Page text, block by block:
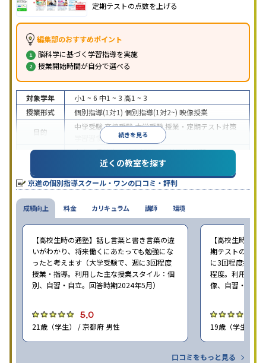
定期テストの点数を上げる
編集部のおすすめポイント
脳科学に基づく学習指導を実施
授業開始時間が自分で選べる
続きを見る
対象学年 小1 ~ 6 中1 ~ 3 高1 ~ 3
授業形式
個別指導(1対1) 個別指導(1対2~) 映像授業
目的
中学受験高校受験大学受験 授業・定期テスト対策
学習習慣の定着
中高一貫校生に対応授業の振替可能学習にPC・タ
ブレットを利用季節講習のみの受講可
※2024年6月調査。大学受験塾・予備校のアンケート調査方法を参照
近くの教室を探す
京進の個別指導スクール・ワンの口コミ・評判
成績向上
【高校生時の通塾】話し言葉と書き言葉の違
いがわかり、将来働くにあたっても勉強にな
ったと考えます（大学受験で、週に3回程度
授業・指導。利用した主な授業スタイル：個
別、自習・自立。回答時期2024年5月）
5.0
21歳（学生） / 京都府 男性
【高校生時の通
期テストの点数
に3回程度授業
程度。利用した
像、自習・自立
19歳（学生） /
口コミをもっと見る
料金 カリキュラム 講師 環境